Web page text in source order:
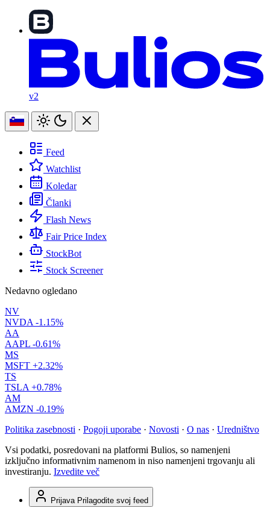
v2
Feed
Watchlist
Koledar
Članki
Flash News
Fair Price Index
StockBot
Stock Screener
Nedavno ogledano
NV
NVDA -1.15%
AA
AAPL -0.61%
MS
MSFT +2.32%
TS
TSLA +0.78%
AM
AMZN -0.19%
Politika zasebnosti · Pogoji uporabe · Novosti · O nas · Uredništvo
Vsi podatki, posredovani na platformi Bulios, so namenjeni
izključno informativnim namenom in niso namenjeni trgovanju ali
investiranju. Izvedite več
Prijava Prilagodite svoj feed